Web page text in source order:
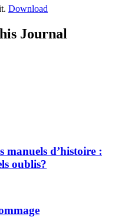
Download
Journal
manuels d’histoire :
oublis?